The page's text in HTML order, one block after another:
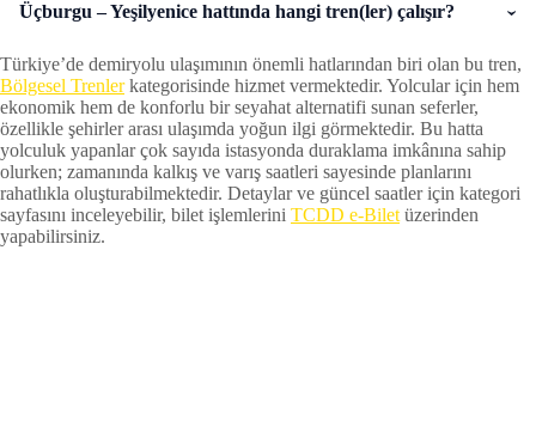
Üçburgu – Yeşilyenice hattında hangi tren(ler) çalışır?
Türkiye’de demiryolu ulaşımının önemli hatlarından biri olan bu tren,
Bölgesel Trenlerkategorisinde hizmet vermektedir. Yolcular için hem
ekonomik hem de konforlu bir seyahat alternatifi sunan seferler,
özellikle şehirler arası ulaşımda yoğun ilgi görmektedir. Bu hatta
yolculuk yapanlar çok sayıda istasyonda duraklama imkânına sahip
olurken; zamanında kalkış ve varış saatleri sayesinde planlarını
rahatlıkla oluşturabilmektedir. Detaylar ve güncel saatler için kategori
sayfasını inceleyebilir, bilet işlemlerini TCDD e-Bilet üzerinden
yapabilirsiniz.